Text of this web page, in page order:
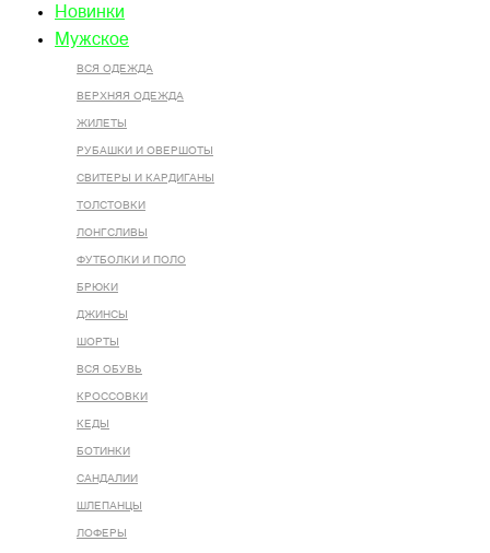
Новинки
Мужское
ВСЯ ОДЕЖДА
ВЕРХНЯЯ ОДЕЖДА
ЖИЛЕТЫ
РУБАШКИ И ОВЕРШОТЫ
СВИТЕРЫ И КАРДИГАНЫ
ТОЛСТОВКИ
ЛОНГСЛИВЫ
ФУТБОЛКИ И ПОЛО
БРЮКИ
ДЖИНСЫ
ШОРТЫ
ВСЯ ОБУВЬ
КРОССОВКИ
КЕДЫ
БОТИНКИ
САНДАЛИИ
ШЛЕПАНЦЫ
ЛОФЕРЫ